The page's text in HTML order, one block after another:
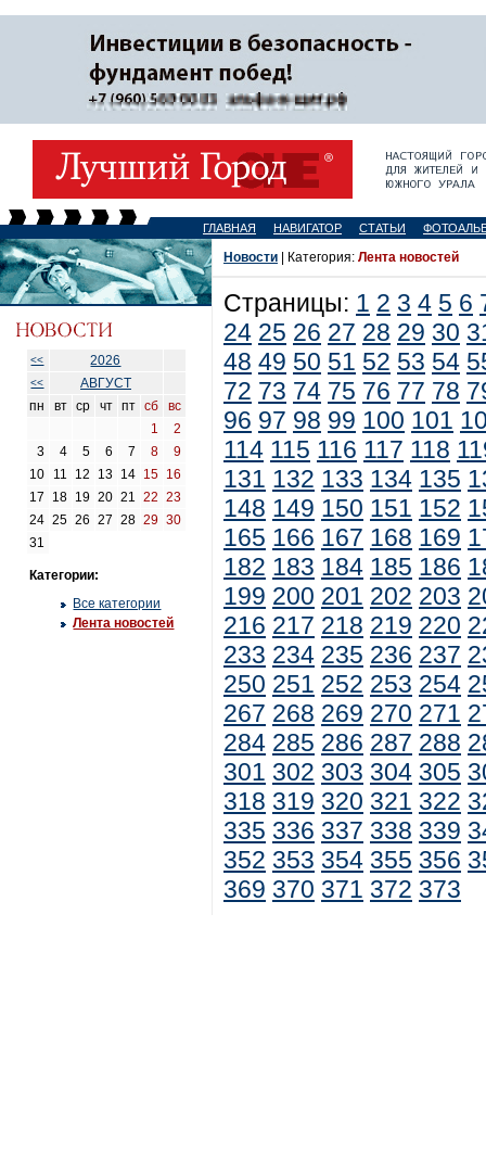
ГЛАВНАЯ НАВИГАТОР СТАТЬИ
<< 2026
<<
АВГУСТ
пн
вт ср чт пт сб
вс
1
2
3
4 5 6 7 8
9
10
11 12 13 14 15 16
17
18 19 20 21 22
23
24 25 26 27 28 29 30
31
Категории:
Все категории
Лента новостей
Новости | Категория: Лента новостей
Страницы: 1 2 3 4 5 6
24 25 26 27 28 29 30
48 49 50 51 52 53 54
72 73 74 75 76 77 78
96 97 98 99 100 101
114 115 116 117 118
131 132 133 134 135
148 149 150 151 152
165 166 167 168 169
182 183 184 185 186
199 200 201 202 203
216 217 218 219 220
233 234 235 236 237
250 251 252 253 254
267 268 269 270 271
284 285 286 287 288
301 302 303 304 305
318 319 320 321 322
335 336 337 338 339
352 353 354 355 356
369 370 371 372 373